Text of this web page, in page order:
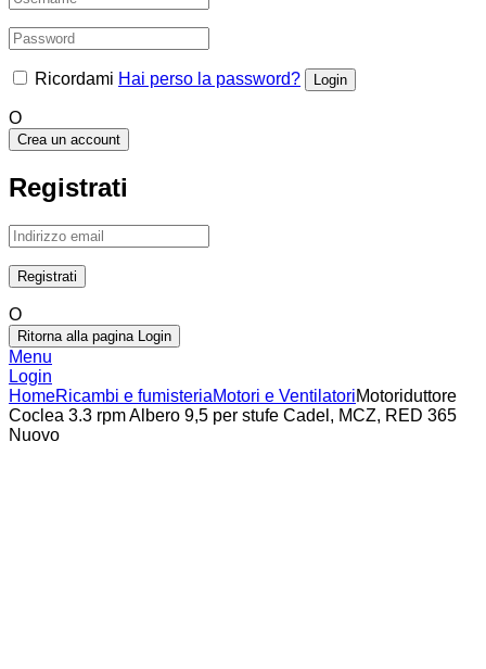
Ricordami Hai perso la password?
O
Crea un account
Registrati
O
Ritorna alla pagina Login
Menu
Login
HomeRicambi e fumisteriaMotori e VentilatoriMotoriduttore
Coclea 3.3 rpm Albero 9,5 per stufe Cadel, MCZ, RED 365
Nuovo